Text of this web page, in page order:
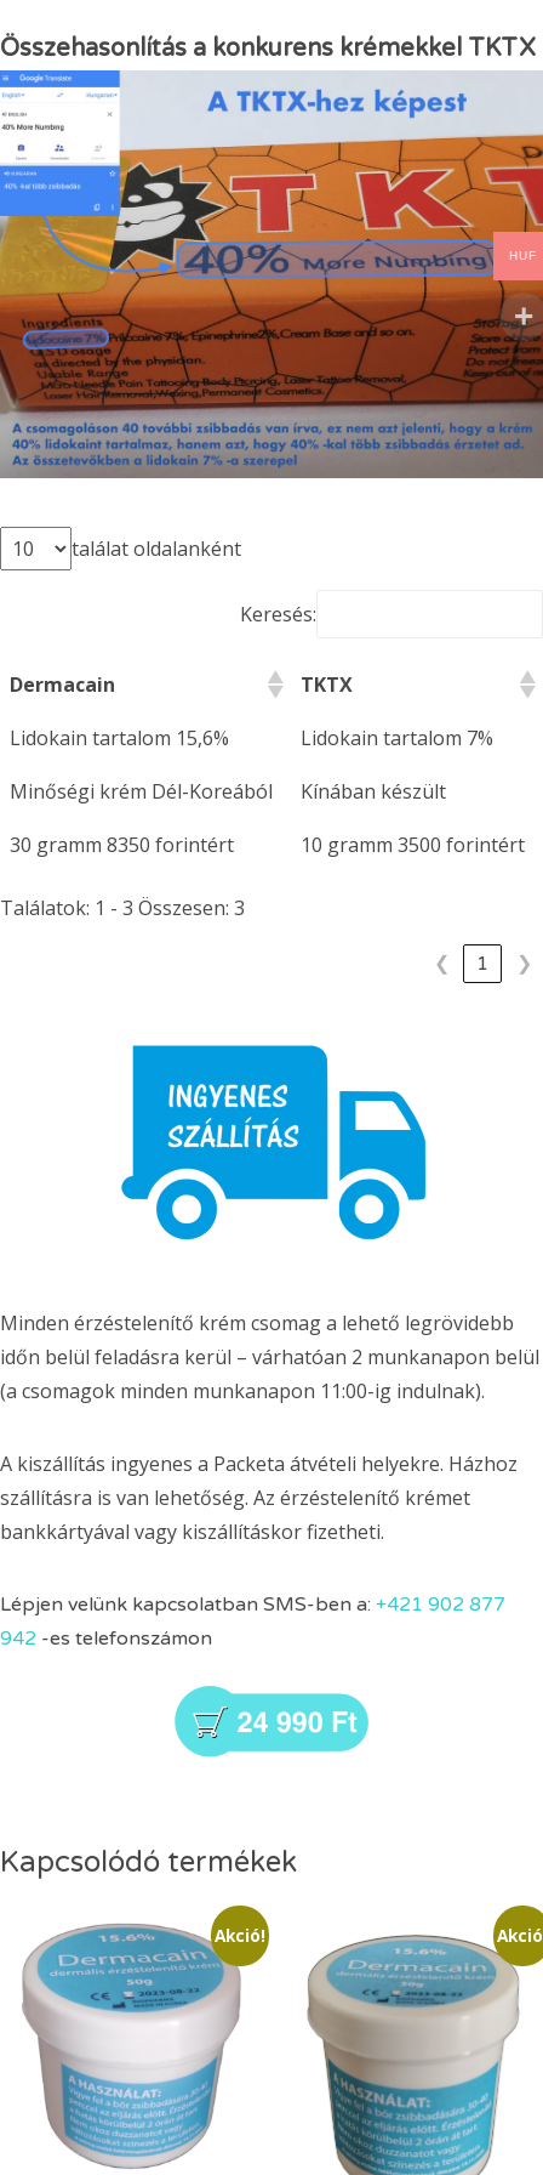
Összehasonlítás a konkurens krémekkel TKTX
találat oldalanként
Keresés:
Dermacain
TKTX
Lidokain tartalom 15,6%
Lidokain tartalom 7%
Minőségi krém Dél-Koreából
Kínában készült
30 gramm 8350 forintért
10 gramm 3500 forintért
Találatok: 1 - 3 Összesen: 3
❮ 1 ❯
Minden érzéstelenítő krém csomag a lehető legrövidebb
időn belül feladásra kerül – várhatóan 2 munkanapon belül
(a csomagok minden munkanapon 11:00-ig indulnak).
A kiszállítás ingyenes a Packeta átvételi helyekre. Házhoz
szállításra is van lehetőség. Az érzéstelenítő krémet
bankkártyával vagy kiszállításkor fizetheti.
Lépjen velünk kapcsolatban SMS-ben a: +421 902 877
942 -es telefonszámon
Kapcsolódó termékek
Akció!
HUF